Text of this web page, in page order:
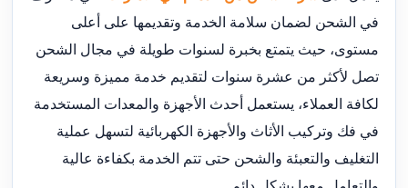
في الشحن لضمان سلامة الخدمة وتقديمها على أعلى
مستوى، حيث يتمتع بخبرة لسنوات طويلة في مجال الشحن
تصل لأكثر من عشرة سنوات لتقديم خدمة مميزة وسريعة
لكافة العملاء، يستعمل أحدث الأجهزة والمعدات المستخدمة
في فك وتركيب الأثاث والأجهزة الكهربائية لتسهل عملية
التغليف والتعبئة والشحن حتى تتم الخدمة بكفاءة عالية